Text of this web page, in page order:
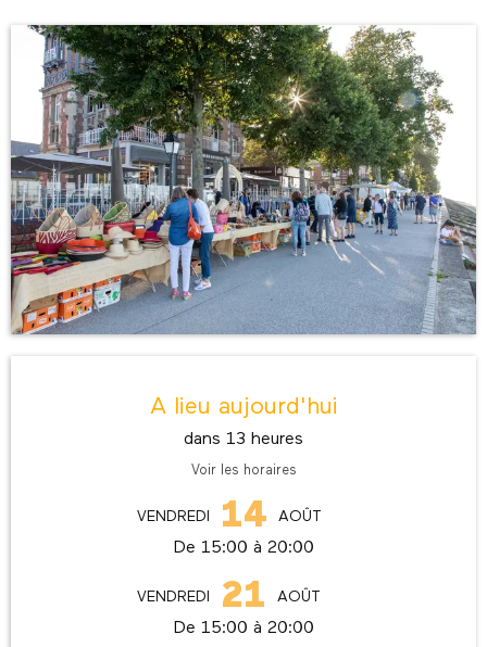
A lieu aujourd'hui
dans 13 heures
Voir les horaires
VENDREDI 14 AOÛT
De 15:00 à 20:00
VENDREDI 21 AOÛT
De 15:00 à 20:00